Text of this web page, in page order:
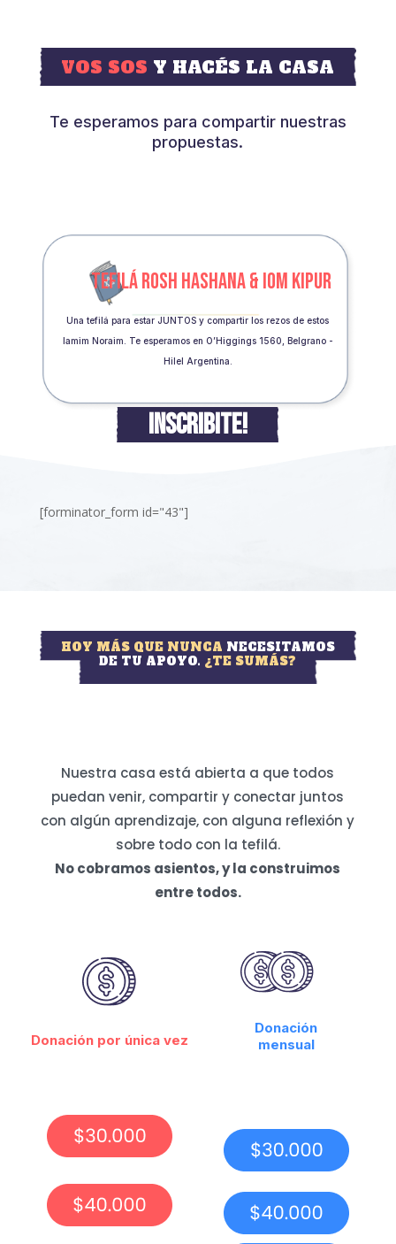
VOS SOS Y HACÉS LA CASA
Te esperamos para compartir nuestras
propuestas.
TEFILÁ ROSH HASHANA & IOM KIPUR
Una tefilá para estar JUNTOS y compartir los rezos de estos
Iamim Noraim. Te esperamos en O’Higgings 1560, Belgrano -
Hilel Argentina.
INSCRIBITE!
[forminator_form id="43"]
HOY MÁS QUE NUNCA NECESITAMOS
DE TU APOYO. ¿TE SUMÁS?
Nuestra casa está abierta a que todos
puedan venir, compartir y conectar juntos
con algún aprendizaje, con alguna reflexión y
sobre todo con la tefilá.
No cobramos asientos, y la construimos
entre todos.
Donación por única vez
Donación
mensual